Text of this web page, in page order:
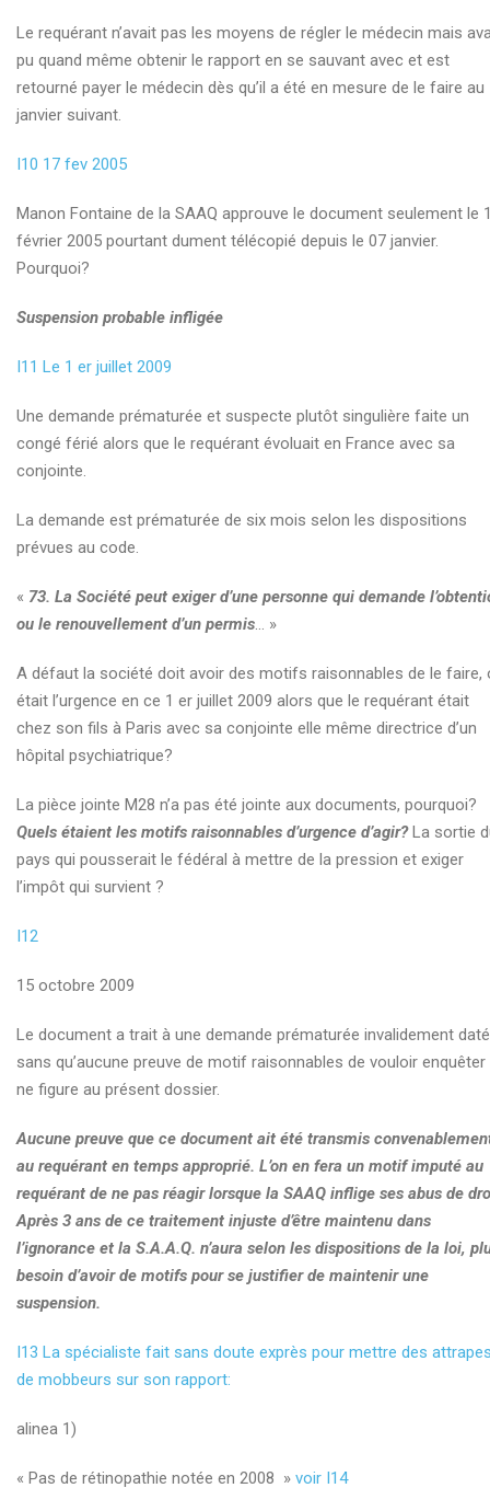
Le requérant n’avait pas les moyens de régler le médecin mais
pu quand même obtenir le rapport en se sauvant avec et est
retourné payer le médecin dès qu’il a été en mesure de le faire au
janvier suivant.
I10 17 fev 2005
Manon Fontaine de la SAAQ approuve le document seulement le
février 2005 pourtant dument télécopié depuis le 07 janvier.
Pourquoi?
Suspension probable infligée
I11 Le 1 er juillet 2009
Une demande prématurée et suspecte plutôt singulière faite un
congé férié alors que le requérant évoluait en France avec sa
conjointe.
La demande est prématurée de six mois selon les dispositions
prévues au code.
« 73. La Société peut exiger d’une personne qui demande
ou le renouvellement d’un permis… »
A défaut la société doit avoir des motifs raisonnables de le faire,
était l’urgence en ce 1 er juillet 2009 alors que le requérant était
chez son fils à Paris avec sa conjointe elle même directrice d’un
hôpital psychiatrique?
La pièce jointe M28 n’a pas été jointe aux documents, pourquoi?
Quels étaient les motifs raisonnables d’urgence d’agir?La sortie
pays qui pousserait le fédéral à mettre de la pression et exiger
l’impôt qui survient ?
I12
15 octobre 2009
Le document a trait à une demande prématurée invalidement
sans qu’aucune preuve de motif raisonnables de vouloir enquêter
ne figure au présent dossier.
Aucune preuve que ce document ait été transmis
au requérant en temps approprié. L’on en fera un motif imputé au
requérant de ne pas réagir lorsque la SAAQ inflige ses abus de
Après 3 ans de ce traitement injuste d’être maintenu dans
l’ignorance et la S.A.A.Q. n’aura selon les dispositions de la loi,
besoin d’avoir de motifs pour se justifier de maintenir une
suspension.
I13 La spécialiste fait sans doute exprès pour mettre des
de mobbeurs sur son rapport:
alinea 1)
« Pas de rétinopathie notée en 2008 » voir I14